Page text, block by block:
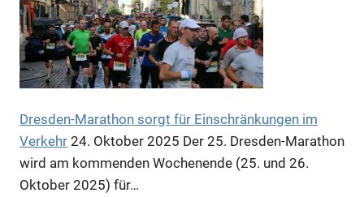
Anzeige
Anzeige
Dresden-Marathon sorgt für Einschränkungen im
Verkehr 24. Oktober 2025 Der 25. Dresden-Marathon
wird am kommenden Wochenende (25. und 26.
Oktober 2025) für…